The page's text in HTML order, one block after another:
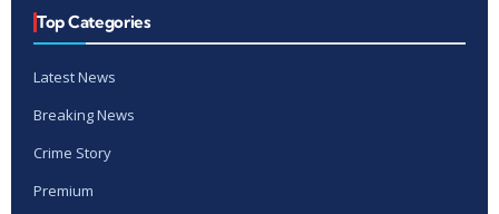
Top Categories
Latest News
Breaking News
Crime Story
Premium